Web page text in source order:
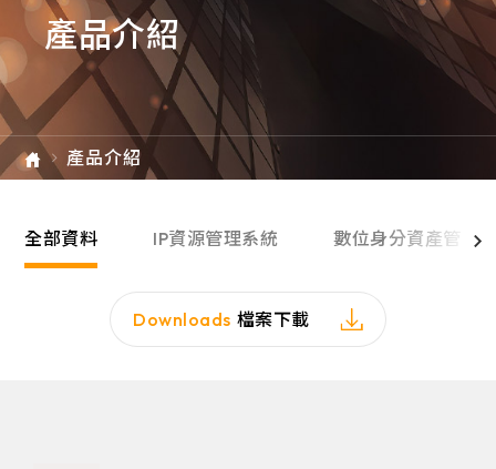
MENLO SECURITY
SSH Communications
Security
e-SOFT
產品介紹
產品介紹
全部資料 IP資源管理系統 數位身分資產管理
Downloads 檔案下載